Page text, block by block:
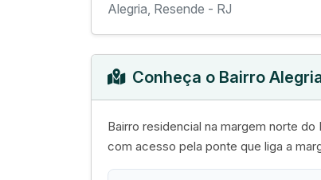
Alegria, Resende - RJ
Conheça o Bairro
Bairro residencial na margem norte
com acesso pela ponte que liga a